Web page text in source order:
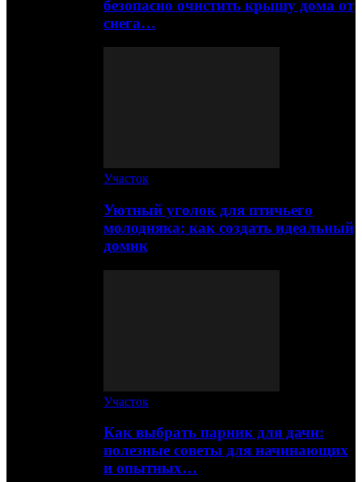
безопасно очистить крышу дома от
снега…
Участок
Уютный уголок для птичьего
молодняка: как создать идеальный
домик
Участок
Как выбрать парник для дачи:
полезные советы для начинающих
и опытных…